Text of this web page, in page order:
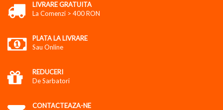
LIVRARE GRATUITA
La Comenzi > 400 RON
PLATA LA LIVRARE
Sau Online
REDUCERI
De Sarbatori
CONTACTEAZA-NE